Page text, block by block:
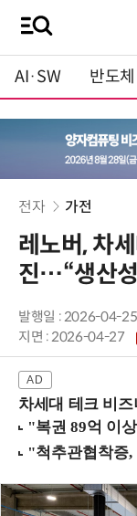
AI·SW 반도체
전자 가전
레노버, 차
진…“생산
발행일 : 2026-04-
지면 :2026-04-27
차세대 테크 비즈니스의